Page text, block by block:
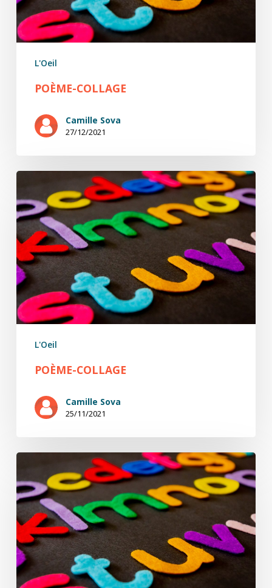
L'Oeil
POÈME-COLLAGE
Camille Sova
27/12/2021
L'Oeil
POÈME-COLLAGE
Camille Sova
25/11/2021